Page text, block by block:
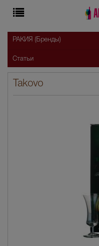
Takovo
РАКИЯ (Бренды)
Статьи